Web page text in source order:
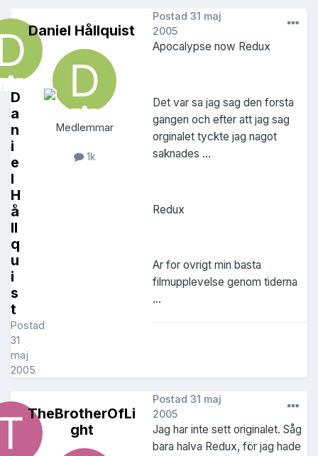
D
a
n
i
e
l
H
å
ll
q
u
i
s
t
Postad
31
maj
2005
Daniel Hållquist
Medlemmar
1k
Postad 31 maj
2005
Apocalypse now Redux
Det var sa jag sag den forsta
gangen och efter att jag sag
orginalet tyckte jag nagot
saknades ...
Redux
Ar for ovrigt min basta
filmupplevelse genom tiderna
...
TheBrotherOfLi
ght
Postad 31 maj
2005
Jag har inte sett originalet. Såg
bara halva Redux, för jag hade